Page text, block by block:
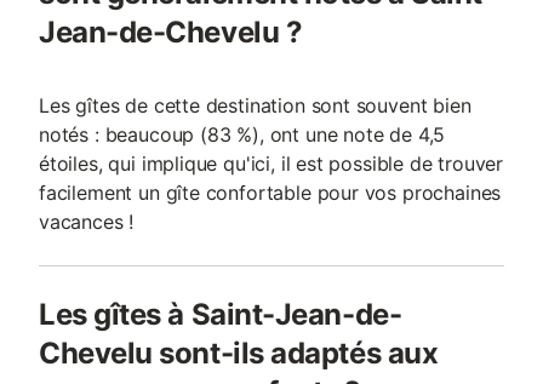
Jean-de-Chevelu ?
Les gîtes de cette destination sont souvent bien
notés : beaucoup (83 %), ont une note de 4,5
étoiles, qui implique qu'ici, il est possible de trouver
facilement un gîte confortable pour vos prochaines
vacances !
Les gîtes à Saint-Jean-de-
Chevelu sont-ils adaptés aux